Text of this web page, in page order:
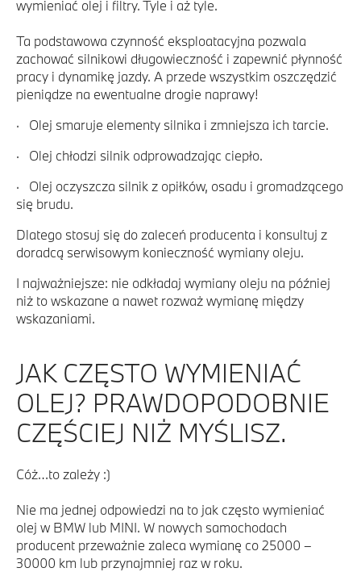
wymieniać olej i filtry. Tyle i aż tyle.
Ta podstawowa czynność eksploatacyjna pozwala
zachować silnikowi długowieczność i zapewnić płynność
pracy i dynamikę jazdy. A przede wszystkim oszczędzić
pieniądze na ewentualne drogie naprawy!
· Olej smaruje elementy silnika i zmniejsza ich tarcie.
· Olej chłodzi silnik odprowadzając ciepło.
· Olej oczyszcza silnik z opiłków, osadu i gromadzącego
się brudu.
Dlatego stosuj się do zaleceń producenta i konsultuj z
doradcą serwisowym konieczność wymiany oleju.
I najważniejsze: nie odkładaj wymiany oleju na później
niż to wskazane a nawet rozważ wymianę między
wskazaniami.
JAK CZĘSTO WYMIENIAĆ
OLEJ? PRAWDOPODOBNIE
CZĘŚCIEJ NIŻ MYŚLISZ.
Cóż…to zależy :)
Nie ma jednej odpowiedzi na to jak często wymieniać
olej w BMW lub MINI. W nowych samochodach
producent przeważnie zaleca wymianę co 25000 –
30000 km lub przynajmniej raz w roku.